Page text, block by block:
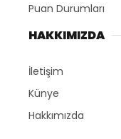
Puan Durumları
HAKKIMIZDA
İletişim
Künye
Hakkımızda